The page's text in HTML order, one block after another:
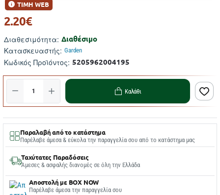
Διαθεσιμότητα: Διαθέσιμο
Κατασκευαστής: Garden
Κωδικός Προϊόντος: 5205962004195
ΤΙΜΗ WEB
2.20€
Καλάθι
Παραλαβή από το κατάστημα
Παρέλαβε άμεσα & εύκολα την παραγγελία σου από το κατάστημα μας
Ταχύτατες Παραδόσεις
Άμεσες & ασφαλής διανομές σε όλη την Ελλάδα
Αποστολή με BOX NOW
Παρέλαβε άμεσα την παραγγελία σου